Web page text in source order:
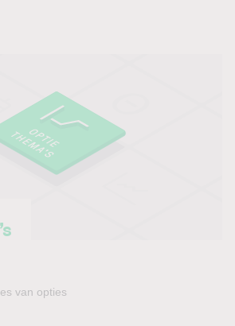
van opties